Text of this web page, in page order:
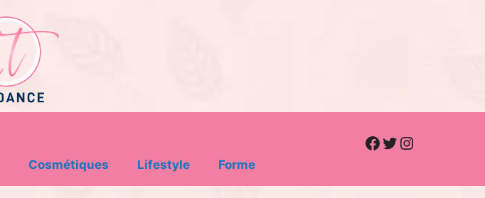
Cosmétiques Lifestyle Forme
Facebook
Twitter
Instagram